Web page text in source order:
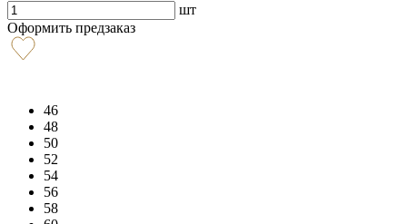
шт
Оформить предзаказ
46
48
50
52
54
56
58